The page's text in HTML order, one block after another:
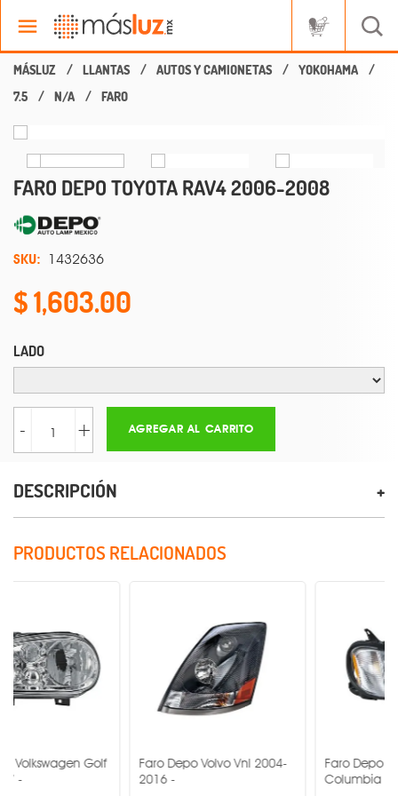
LLANTAS AUTOS Y CAMIONETAS
YOKOHAMA
7.5
N/A FARO
FARO DEPO TOYOTA RAV4 2006-2008
SKU: 1432636
1,603.00
LADO
- + AGREGAR AL CARRITO
DESCRIPCIÓN
PRODUCTOS RELACIONADOS
Golf
Faro Depo Volvo Vnl 2004-
Faro Depo Freightliner
Columbia 1996-2017 -